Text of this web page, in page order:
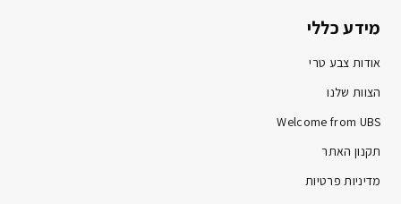
מידע כללי
אודות צבע טרי
הצוות שלנו
Welcome from UBS
תקנון האתר
מדיניות פרטיות